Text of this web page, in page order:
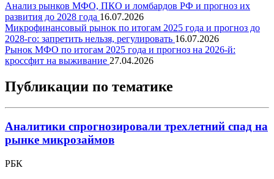
Анализ рынков МФО, ПКО и ломбардов РФ и прогноз их
развития до 2028 года 16.07.2026
Микрофинансовый рынок по итогам 2025 года и прогноз до
2028-го: запретить нельзя, регулировать 16.07.2026
Рынок МФО по итогам 2025 года и прогноз на 2026-й:
кроссфит на выживание 27.04.2026
Публикации по тематике
Аналитики спрогнозировали трехлетний спад на
рынке микрозаймов
РБК